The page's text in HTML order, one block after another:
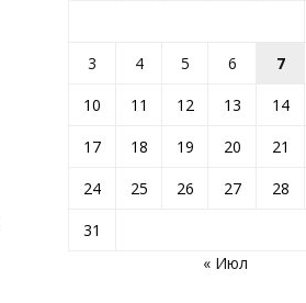
3
4 5 6 7
10
11 12 13 14
17
18 19 20 21
24
25 26 27 28
31
« Июл